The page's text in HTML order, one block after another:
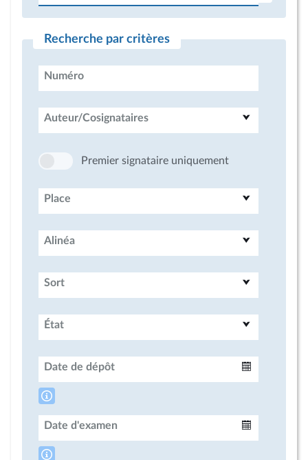
Recherche par critères
Numéro
Auteur/Cosignataires
Premier signataire uniquement
Place
Alinéa
Sort
État
Date de dépôt
Date d'examen